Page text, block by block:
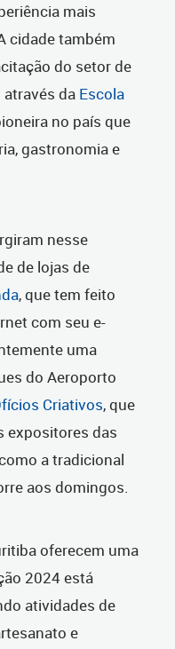
mais
cidade também
do setor de
da Escola
no país que
gastronomia e
nesse
de lojas de
, que tem feito
com seu e-
uma
do Aeroporto
Criativos, que
expositores das
a tradicional
aos domingos.
oferecem uma
2024 está
atividades de
e